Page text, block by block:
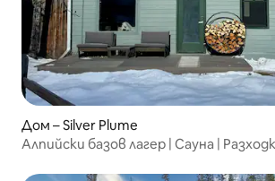
Дом – Silver Plume
Алпийски базов лагер | Сауна |